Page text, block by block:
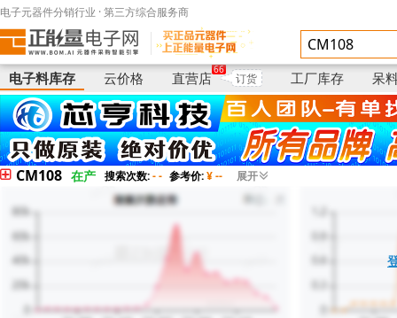
电子元器件分销行业 · 第三方综合服务商
电子料库存 云价格 直营店
66
订货 工厂库存 呆
CM108 在产 搜索次数:- - 参考价:¥ -- 展开
电子料库存 供应商